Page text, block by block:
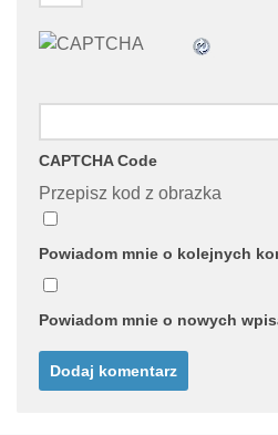
CAPTCHA Code
Przepisz kod z obrazka
Powiadom mnie o kolejnych
Powiadom mnie o nowych